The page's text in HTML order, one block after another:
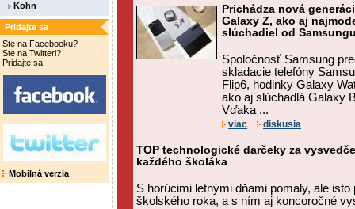
Kohn
Pridajte sa
Ste na Facebooku?
Ste na Twitteri?
Pridajte sa.
Mobilná verzia
Prichádza nová
Galaxy Z, ako aj
slúchadiel od
Spoločnosť Samsung
skladacie telefóny
Flip6, hodinky Galaxy
ako aj slúchadlá Galaxy
Vďaka ...
viac diskusia
TOP technologické darčeky za
každého školáka
S horúcimi letnými dňami pomaly, ale isto
školského roka, a s ním aj koncoročné